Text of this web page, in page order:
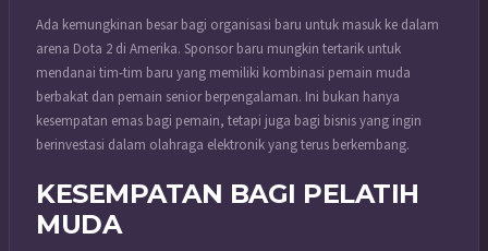
Ada kemungkinan besar bagi organisasi baru untuk masuk ke dalam
arena Dota 2 di Amerika. Sponsor baru mungkin tertarik untuk
mendanai tim-tim baru yang memiliki kombinasi pemain muda
berbakat dan pemain senior berpengalaman. Ini bukan hanya
kesempatan emas bagi pemain, tetapi juga bagi bisnis yang ingin
berinvestasi dalam olahraga elektronik yang terus berkembang.
KESEMPATAN BAGI PELATIH
MUDA